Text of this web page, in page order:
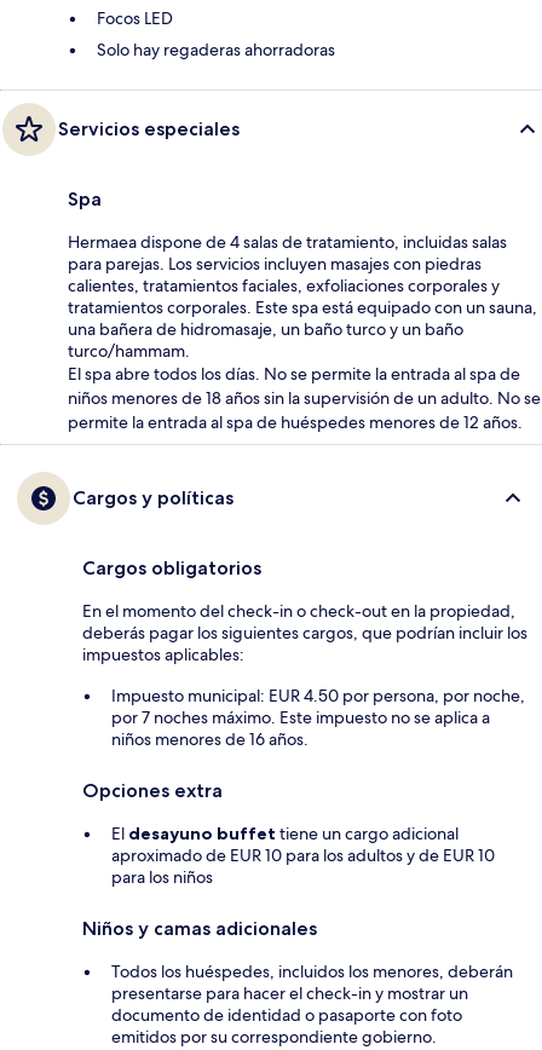
Focos LED
Solo hay regaderas ahorradoras
Servicios especiales
Spa
Hermaea dispone de 4 salas de tratamiento, incluidas salas
para parejas. Los servicios incluyen masajes con piedras
calientes, tratamientos faciales, exfoliaciones corporales y
tratamientos corporales. Este spa está equipado con un sauna,
una bañera de hidromasaje, un baño turco y un baño
turco/hammam.
El spa abre todos los días. No se permite la entrada al spa de
niños menores de 18 años sin la supervisión de un adulto. No se
permite la entrada al spa de huéspedes menores de 12 años.
Cargos y políticas
Cargos obligatorios
En el momento del check-in o check-out en la propiedad,
deberás pagar los siguientes cargos, que podrían incluir los
impuestos aplicables:
Impuesto municipal: EUR 4.50 por persona, por noche,
por 7 noches máximo. Este impuesto no se aplica a
niños menores de 16 años.
Opciones extra
El desayuno buffet tiene un cargo adicional
aproximado de EUR 10 para los adultos y de EUR 10
para los niños
Niños y camas adicionales
Todos los huéspedes, incluidos los menores, deberán
presentarse para hacer el check-in y mostrar un
documento de identidad o pasaporte con foto
emitidos por su correspondiente gobierno.